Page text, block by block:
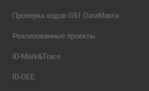
Проверка кодов GS1 DataMatrix
Реализованные проекты
ID-Mark&Trace
ID-OEE